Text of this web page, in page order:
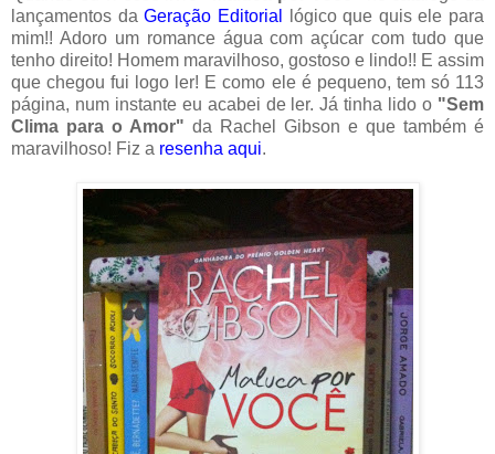
lançamentos daGeração Editorial
lógico que quis ele para
mim!! Adoro um romance água com açúcar com tudo que
tenho direito! Homem maravilhoso, gostoso e lindo!! E assim
que chegou fui logo ler! E como ele é pequeno, tem só 113
página, num instante eu acabei de ler. Já tinha lido o "Sem
Clima para o Amor" da Rachel Gibson e que também é
maravilhoso! Fiz a resenha aqui.